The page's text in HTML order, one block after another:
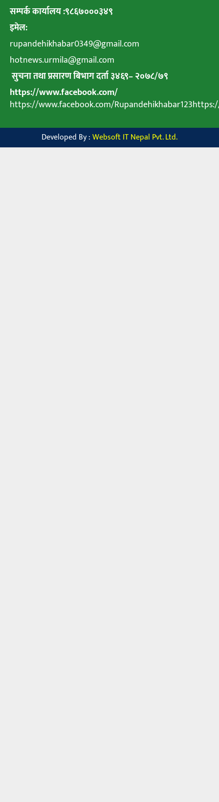
सम्पर्क कार्यालय :९८६७०००३४९
इमेल:
rupandehikhabar0349@gmail.com
hotnews.urmila@gmail.com
सुचना तथा प्रसारण बिभाग दर्ता ३४६९–२०७८/७९
https://www.facebook.com/
https://www.facebook.com/
Developed By :Websoft IT Nepal Pvt. Ltd.